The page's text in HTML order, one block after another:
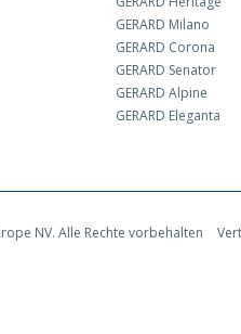
GERARD Milano
GERARD Corona
GERARD Senator
GERARD Alpine
GERARD Eleganta
NV. Alle Rechte vorbehalten